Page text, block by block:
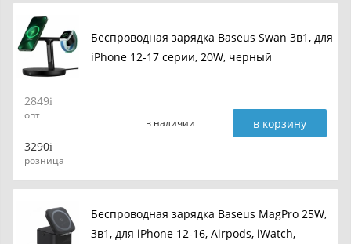
Беспроводная зарядка Baseus Swan 3в1, для
iPhone 12-17 серии, 20W, черный
2849
опт
3290
розница
в наличии в корзину
Беспроводная зарядка Baseus MagPro 25W,
3в1, для iPhone 12-16, Airpods, iWatch,